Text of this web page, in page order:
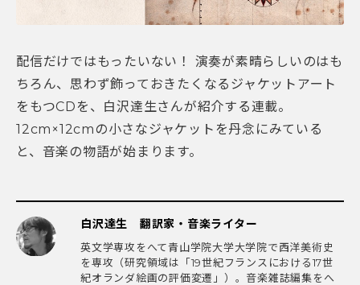
配信だけではもったいない！ 演奏が素晴らしいのはも
ちろん、思わず飾っておきたくなるジャケットアート
をもつCDを、白沢達生さんが紹介する連載。
12cm×12cmの小さなジャケットを丹念にみている
と、音楽の物語が始まります。
白沢達生 翻訳家・音楽ライター
英文学専攻をへて青山学院大学大学院で西洋美術史
を専攻（研究領域は「19世紀フランスにおける17世
紀オランダ絵画の評価変遷」）。音楽雑誌編集をへ